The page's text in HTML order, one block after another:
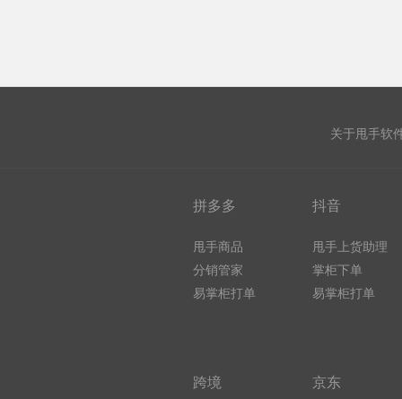
关于甩手软
拼多多
甩手商品
分销管家
易掌柜打单
抖音
甩手上货助理
掌柜下单
易掌柜打单
跨境 京东